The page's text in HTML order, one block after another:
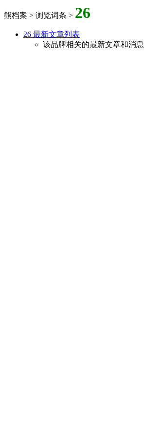
熊档案 > 浏览词条 > 26
26 最新文章列表
该品牌相关的最新文章和消息